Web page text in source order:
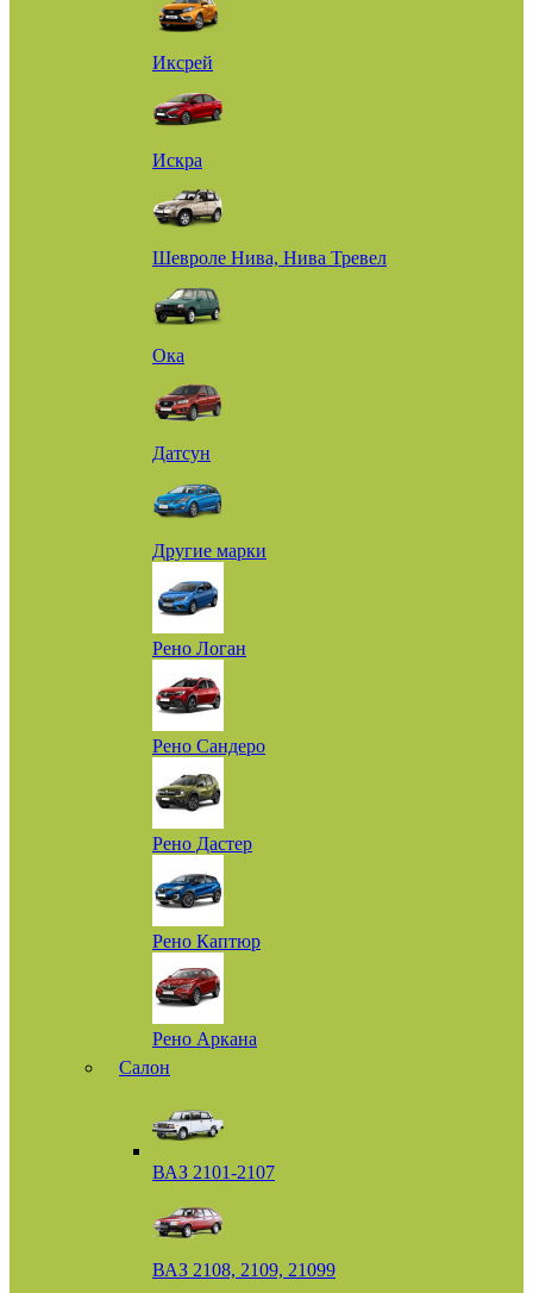
Иксрей
Искра
Шевроле Нива, Нива Тревел
Ока
Датсун
Другие марки
Рено Логан
Рено Сандеро
Рено Дастер
Рено Каптюр
Рено Аркана
Салон
ВАЗ 2101-2107
ВАЗ 2108, 2109, 21099